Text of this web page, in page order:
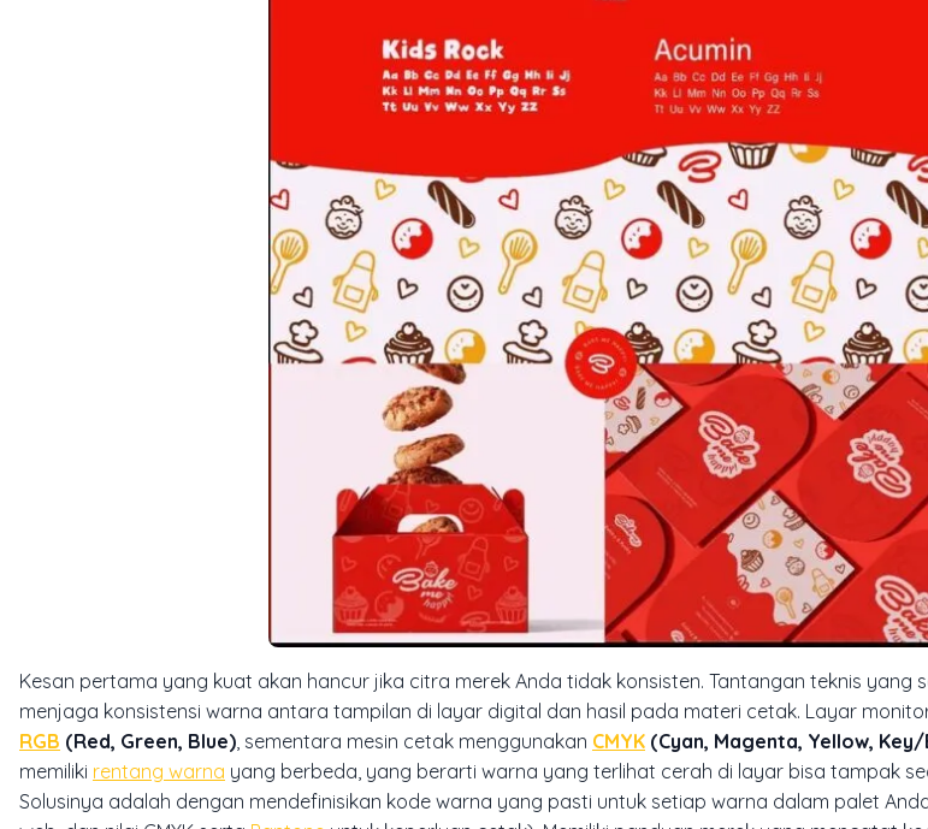
Kesan pertama yang kuat akan hancur jika citra merek Anda tidak konsisten. Tantangan teknis yang
menjaga konsistensi warna antara tampilan di layar digital dan hasil pada materi cetak. Layar
RGB (Red, Green, Blue) , sementara mesin cetak menggunakan CMYK (Cyan, Magenta, Yellow,
memiliki rentang warna yang berbeda, yang berarti warna yang terlihat cerah di layar bisa tampak
Solusinya adalah dengan mendefinisikan kode warna yang pasti untuk setiap warna dalam palet